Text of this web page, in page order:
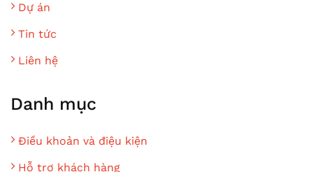
Dự án
Tin tức
Liên hệ
Danh mục
Điều khoản và điệu kiện
Hỗ trợ khách hàng